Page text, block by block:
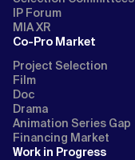
IP Forum
MIA XR
Co-Pro Market
Project Selection
Film
Doc
Drama
Animation Series Gap
Financing Market
Work in Progress